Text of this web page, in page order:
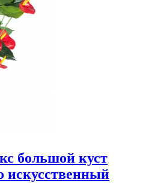
большой куст